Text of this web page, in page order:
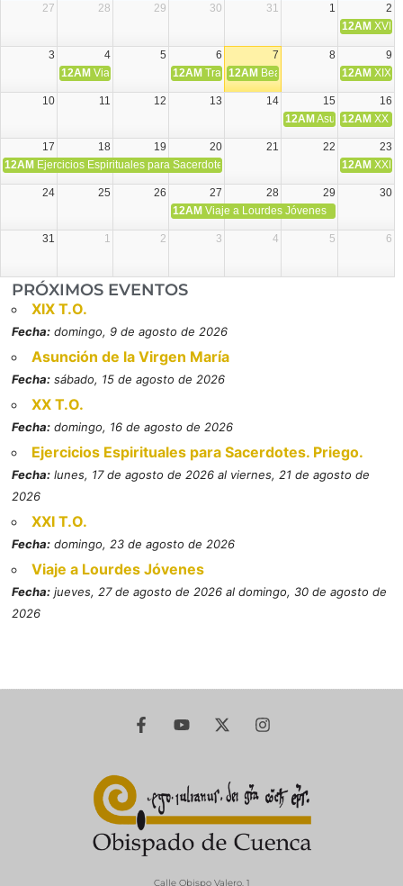
27
28 29 30 31 1
2
12AM XVIII
3 4 5 6 7 8
9
12AM Viaje Diocesano a Japón.
12AM Transfiguración del Señor
12AM Beatos Cruz Laplana,
12AM XIX
10 11 12 13 14 15
16
12AM Asunción de la
12AM XX
17 18 19 20 21 22
23
12AM Ejercicios Espirituales para Sacerdotes. Priego. 12AM XXI
24 25 26 27 28 29
30
12AM Viaje a Lourdes Jóvenes
31 1 2 3 4 5 6
PRÓXIMOS EVENTOS
XIX T.O.
Fecha: domingo, 9 de agosto de 2026
Asunción de la Virgen María
Fecha: sábado, 15 de agosto de 2026
XX T.O.
Fecha: domingo, 16 de agosto de 2026
Ejercicios Espirituales para Sacerdotes. Priego.
Fecha: lunes, 17 de agosto de 2026 al viernes, 21 de agosto de
2026
XXI T.O.
Fecha: domingo, 23 de agosto de 2026
Viaje a Lourdes Jóvenes
Fecha: jueves, 27 de agosto de 2026 al domingo, 30 de agosto de
2026
Calle Obispo Valero, 1